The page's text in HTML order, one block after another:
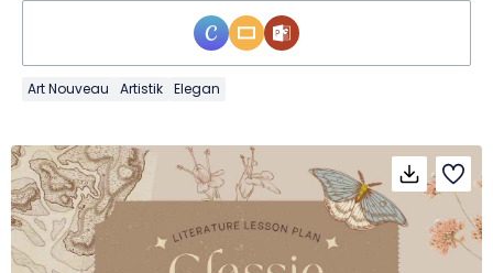
Art Nouveau Artistik Elegan